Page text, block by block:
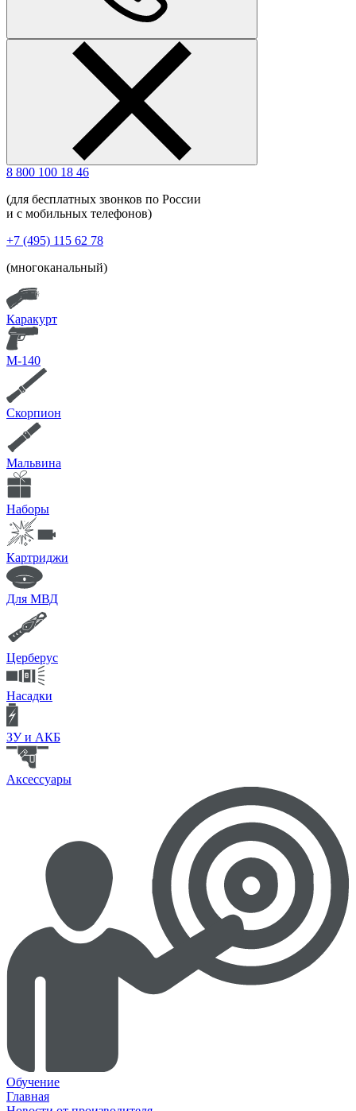
8 800 100 18 46
(для бесплатных звонков по России
и с мобильных телефонов)
+7 (495) 115 62 78
(многоканальный)
Каракурт
М-140
Скорпион
Мальвина
Наборы
Картриджи
Для МВД
Церберус
Насадки
ЗУ и АКБ
Аксессуары
Обучение
Главная